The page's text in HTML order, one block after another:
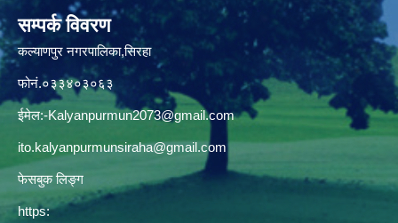
सम्पर्क विवरण
कल्याणपुर नगरपालिका,सिरहा
फोनं.०३३४०३०६३
ईमेल:-Kalyanpurmun2073@gmail.com
ito.kalyanpurmunsiraha@gmail.com
फेसबुक लिङ्ग
https: